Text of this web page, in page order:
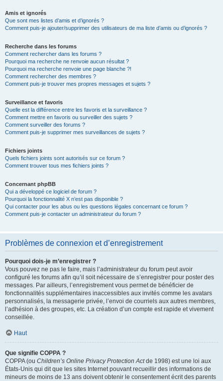
Amis et ignorés
Que sont mes listes d’amis et d’ignorés ?
Comment puis-je ajouter/supprimer des utilisateurs de ma liste d’amis ou d’ignorés ?
Recherche dans les forums
Comment rechercher dans les forums ?
Pourquoi ma recherche ne renvoie aucun résultat ?
Pourquoi ma recherche renvoie une page blanche ?!
Comment rechercher des membres ?
Comment puis-je trouver mes propres messages et sujets ?
Surveillance et favoris
Quelle est la différence entre les favoris et la surveillance ?
Comment mettre en favoris ou surveiller des sujets ?
Comment surveiller des forums ?
Comment puis-je supprimer mes surveillances de sujets ?
Fichiers joints
Quels fichiers joints sont autorisés sur ce forum ?
Comment trouver tous mes fichiers joints ?
Concernant phpBB
Qui a développé ce logiciel de forum ?
Pourquoi la fonctionnalité X n’est pas disponible ?
Qui contacter pour les abus ou les questions légales concernant ce forum ?
Comment puis-je contacter un administrateur du forum ?
Problèmes de connexion et d’enregistrement
Pourquoi dois-je m’enregistrer ?
Vous pouvez ne pas le faire, mais l’administrateur du forum peut avoir
configuré les forums afin qu’il soit nécessaire de s’enregistrer pour poster des
messages. Par ailleurs, l’enregistrement vous permet de bénéficier de
fonctionnalités supplémentaires inaccessibles aux invités comme les avatars
personnalisés, la messagerie privée, l’envoi de courriels aux autres membres,
l’adhésion à des groupes, etc. La création d’un compte est rapide et vivement
conseillée.
Haut
Que signifie COPPA ?
COPPA (ou Children’s Online Privacy Protection Actde 1998) est une loi aux
États-Unis qui dit que les sites Internet pouvant recueillir des informations de
mineurs de moins de 13 ans doivent obtenir le consentement écrit des parents